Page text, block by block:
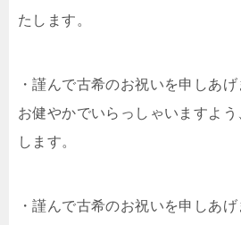
たします。
・謹んで古希のお祝いを申しあげ
お健やかでいらっしゃいますよ
します。
・謹んで古希のお祝いを申しあ